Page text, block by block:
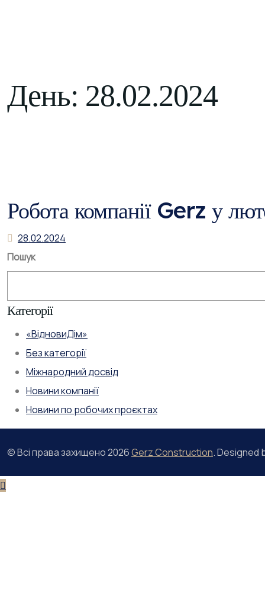
День: 28.02.2024
Робота компанії Gerz у
28.02.2024
Пошук
Категорії
«ВідновиДім»
Без категорії
Міжнародний досвід
Новини компанії
Новини по робочих проєктах
© Всі права захищено2026Gerz Construction. Designed